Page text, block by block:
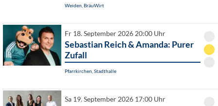
Weiden, BräuWirt
Fr 18. September 2026 20:00 Uhr
Sebastian Reich & Amanda: Purer
Zufall
Pfarrkirchen, Stadthalle
Sa 19. September 2026 17:00 Uhr